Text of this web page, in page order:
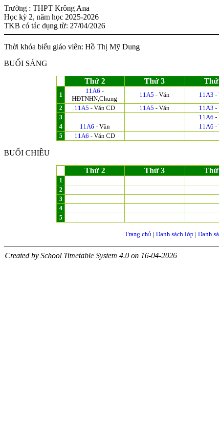
Trường : THPT Krông Ana
Học kỳ 2, năm học 2025-2026
TKB có tác dụng từ: 27/04/2026
Thời khóa biểu giáo viên: Hồ Thị Mỹ Dung
BUỔI SÁNG
Thứ 2 Thứ 3 Thứ
1
11A6 -
HĐTNHN,Chung
11A5 - Văn 11A3 -
2
11A5 - Văn CD 11A5 - Văn 11A3 -
3
11A6 -
4
11A6 - Văn 11A6 -
5
11A6 - Văn CD
BUỔI CHIỀU
Thứ 2 Thứ 3 Thứ
1
2
3
4
5
Trang chủ| Danh sách lớp | Danh
Created by School Timetable System 4.0 on 16-04-2026